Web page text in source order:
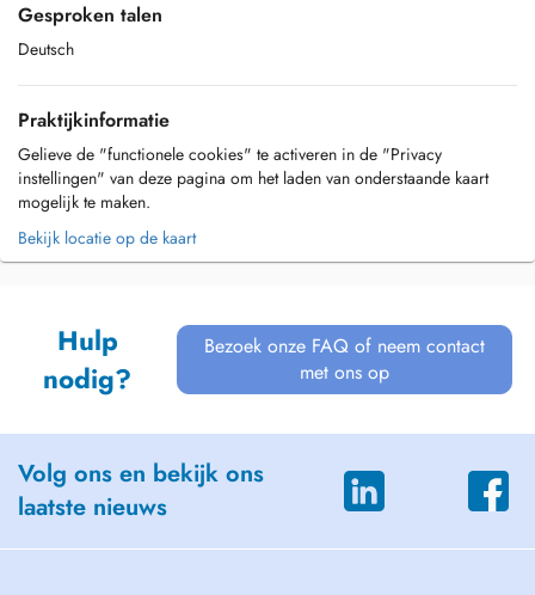
Gesproken talen
Deutsch
Praktijkinformatie
Gelieve de "functionele cookies" te activeren in de "Privacy
instellingen" van deze pagina om het laden van onderstaande kaart
mogelijk te maken.
Bekijk locatie op de kaart
Hulp
nodig?
Bezoek onze FAQ of neem contact
met ons op
Volg ons en bekijk ons
laatste nieuws